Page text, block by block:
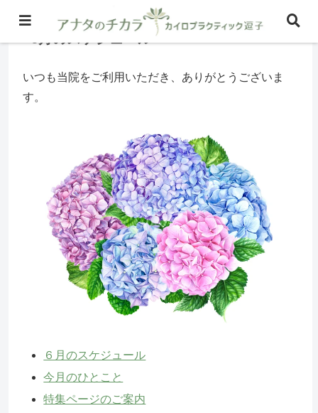
いつも当院をご利用いただき、ありがとうございま
す。
６月のスケジュール
今月のひとこと
特集ページのご案内